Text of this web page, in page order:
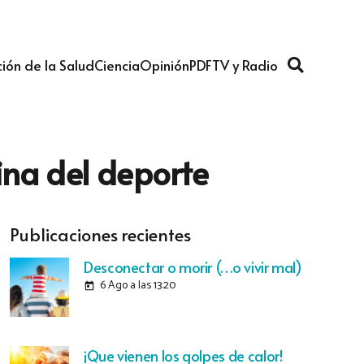
de la SaludCienciaOpiniónPDFTV y Radio
del deporte
Publicaciones recientes
Desconectar o morir (…o vivir mal)
today 6 Ago a las 13:20
¡Que vienen los golpes de calor!